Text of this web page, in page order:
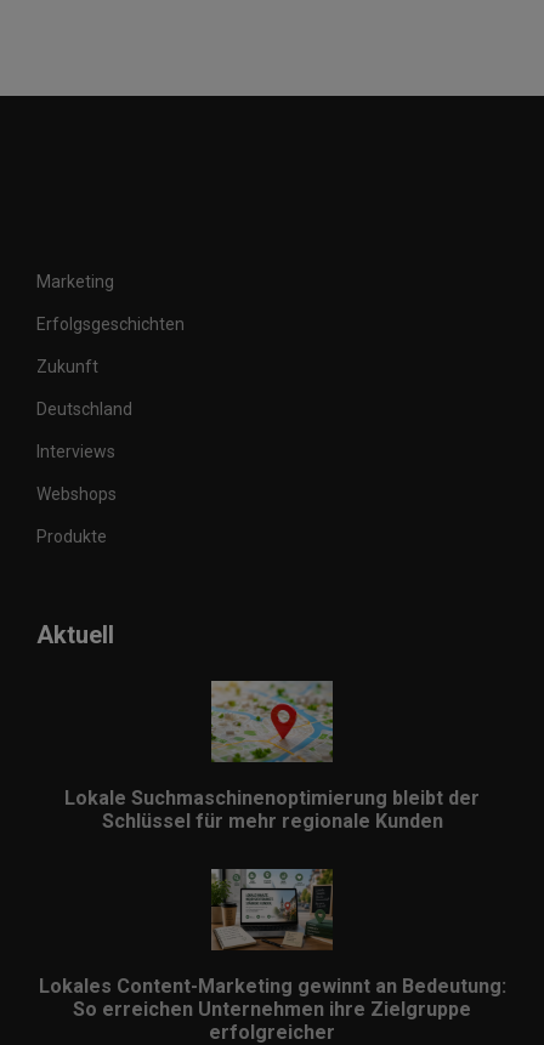
Marketing
Erfolgsgeschichten
Zukunft
Deutschland
Interviews
Webshops
Produkte
Aktuell
Lokale Suchmaschinenoptimierung bleibt der
Schlüssel für mehr regionale Kunden
Lokales Content-Marketing gewinnt an Bedeutung:
So erreichen Unternehmen ihre Zielgruppe
erfolgreicher